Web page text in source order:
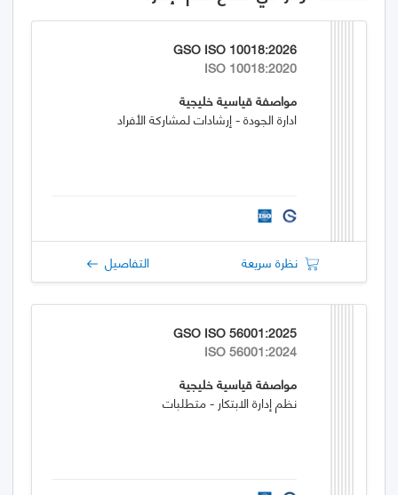
GSO ISO 10018:2026
ISO 10018:2020
مواصفة قياسية خليجية
ادارة الجودة - إرشادات لمشاركة الأفراد
نظرة سريعة التفاصيل
GSO ISO 56001:2025
ISO 56001:2024
مواصفة قياسية خليجية
نظم إدارة الابتكار - متطلبات